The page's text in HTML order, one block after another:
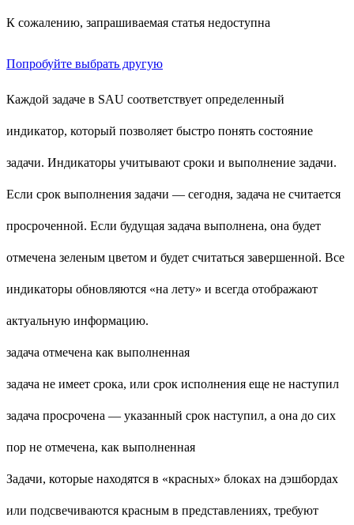
К сожалению, запрашиваемая статья недоступна
Попробуйте выбрать другую
Каждой задаче в SAU соответствует определенный
индикатор, который позволяет быстро понять состояние
задачи. Индикаторы учитывают сроки и выполнение задачи.
Если срок выполнения задачи — сегодня, задача не считается
просроченной. Если будущая задача выполнена, она будет
отмечена зеленым цветом и будет считаться завершенной. Все
индикаторы обновляются «на лету» и всегда отображают
актуальную информацию.
задача отмечена как выполненная
задача не имеет срока, или срок исполнения еще не наступил
задача просрочена — указанный срок наступил, а она до сих
пор не отмечена, как выполненная
Задачи, которые находятся в «красных» блоках на дэшбордах
или подсвечиваются красным в представлениях, требуют